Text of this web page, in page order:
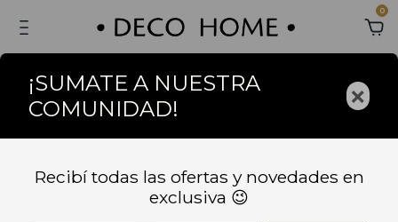
0
¡SUMATE A NUESTRA
COMUNIDAD!
×
Recibí todas las ofertas y novedades en
exclusiva 😉